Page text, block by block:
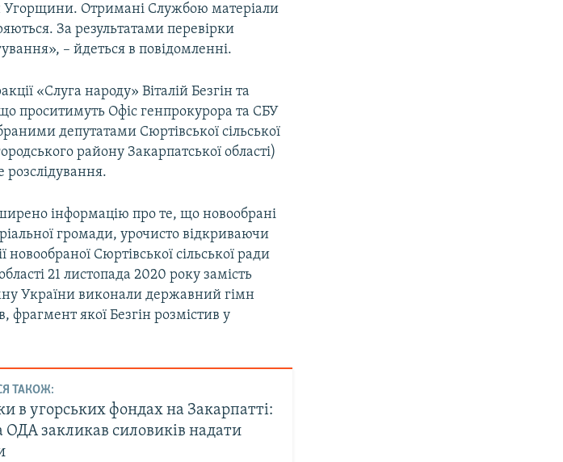
Угорщини. Отримані Службою матеріали
За результатами перевірки
– йдеться в повідомленні.
«Слуга народу» Віталій Безгін та
проситимуть Офіс генпрокурора та СБУ
депутатами Сюртівської сільської
району Закарпатської області)
розслідування.
інформацію про те, що новообрані
громади, урочисто відкриваючи
Сюртівської сільської ради
21 листопада 2020 року замість
України виконали державний гімн
фрагмент якої Безгін розмістив у
ТАКОЖ:
в угорських фондах на Закарпатті:
ОДА закликав силовиків надати